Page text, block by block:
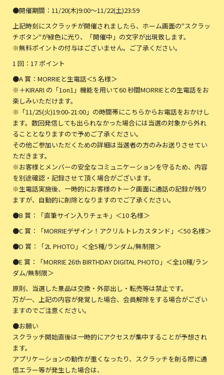
●開催期間：11/20(木)9:00〜11/22(土)23:59
上記時刻にスクラッチが開催されましたら、ホーム画面の"スクラッ
チボタン"が緑色に光り、「開催中」の文字が出現致します。
※無料ポイントの付与はございません。ご了承ください。
1 回：17 ポイント
●A 賞：MORRIEと生電話＜5 名様＞
※＋KIRARI の「1on1」機能を用いて60 秒間MORRIEとの生電話をお
楽しみいただけます。
※「11/25(火)19:00-21:00」の時間帯にこちらからお電話をおかけし
ます。数回発信しても出られなかった場合には当選の対象から外れ
ることとなりますので予めご了承ください。
その他ご参加いただくための詳細は当選者の方のみお送りさせてい
ただきます。
※お客様とメンバーの安全なコミュニケーションを守るため、内容
を別途確認・記録させて頂く場合がございます。
※生電話実施後、一時的にお客様のトーク画面に通話の記録が残り
ますが、自動的に削除となりますのでご了承ください。
●B 賞：「直筆サイン入りチェキ」＜10 名様＞
●C 賞：「MORRIEデザイン！アクリルトレカスタンド」＜50 名様＞
●D 賞：「2L PHOTO」＜全5種/ランダム/無制限＞
●E 賞：「MORRIE 26th BIRTHDAY DIGITAL PHOTO」＜全10種/ラン
ダム/無制限＞
原則、当選した景品は交換・外部出し・転売等は禁止です。
万が一、上記の内容が発覚した場合、会員解除をする場合がござい
ますのでご注意ください。
●お願い
スクラッチ開始直後は一時的にアクセスが集中することが予想され
ます。
アプリケーションの動作が重くなったり、スクラッチを削る際に通
信エラー等が発生した場合は、